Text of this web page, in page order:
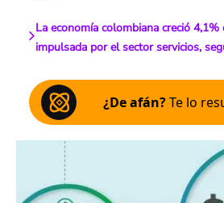
La economía colombiana creció
impulsada por el sector servicios,
¿De afán?Te lo